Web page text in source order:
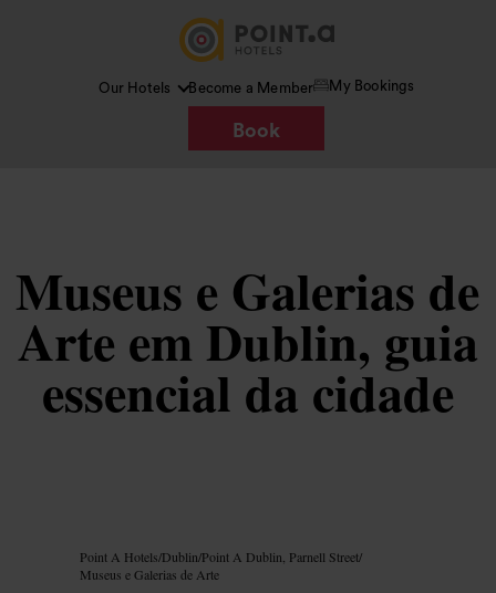
Our Hotels Become a Member My Bookings
Book
Museus e Galerias de
Arte em Dublin, guia
essencial da cidade
Point A Hotels/Dublin/Point A Dublin, Parnell Street/
Museus e Galerias de Arte